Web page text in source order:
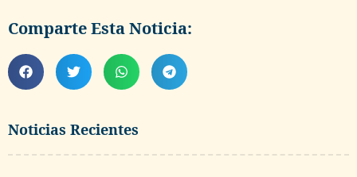
Noticias Recientes
Comparte Esta Noticia: